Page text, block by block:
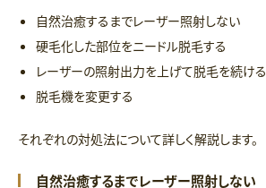
自然治癒するまでレーザー照射しない
硬毛化した部位をニードル脱毛する
レーザーの照射出力を上げて脱毛を続ける
脱毛機を変更する
それぞれの対処法について詳しく解説します。
自然治癒するまでレーザー照射しない